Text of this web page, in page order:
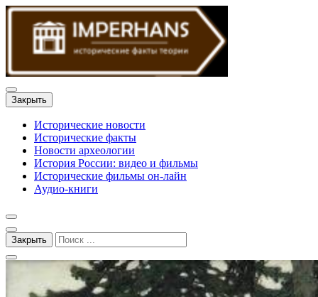
Закрыть
Исторические новости
Исторические факты
Новости археологии
История России: видео и фильмы
Исторические фильмы он-лайн
Аудио-книги
Закрыть